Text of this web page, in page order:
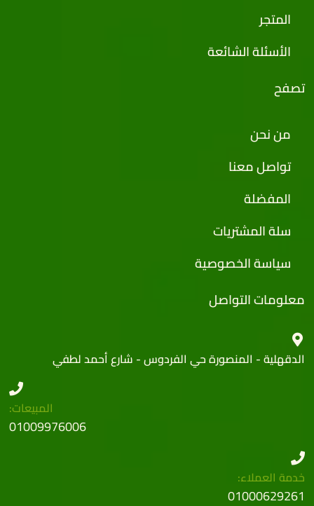
المتجر
الأسئلة الشائعة
تصفح
من نحن
تواصل معنا
المفضلة
سلة المشتريات
سياسة الخصوصية
معلومات التواصل
الدقهلية - المنصورة حي الفردوس - شارع أحمد لطفي
المبيعات:
01009976006
خدمة العملاء:
01000629261